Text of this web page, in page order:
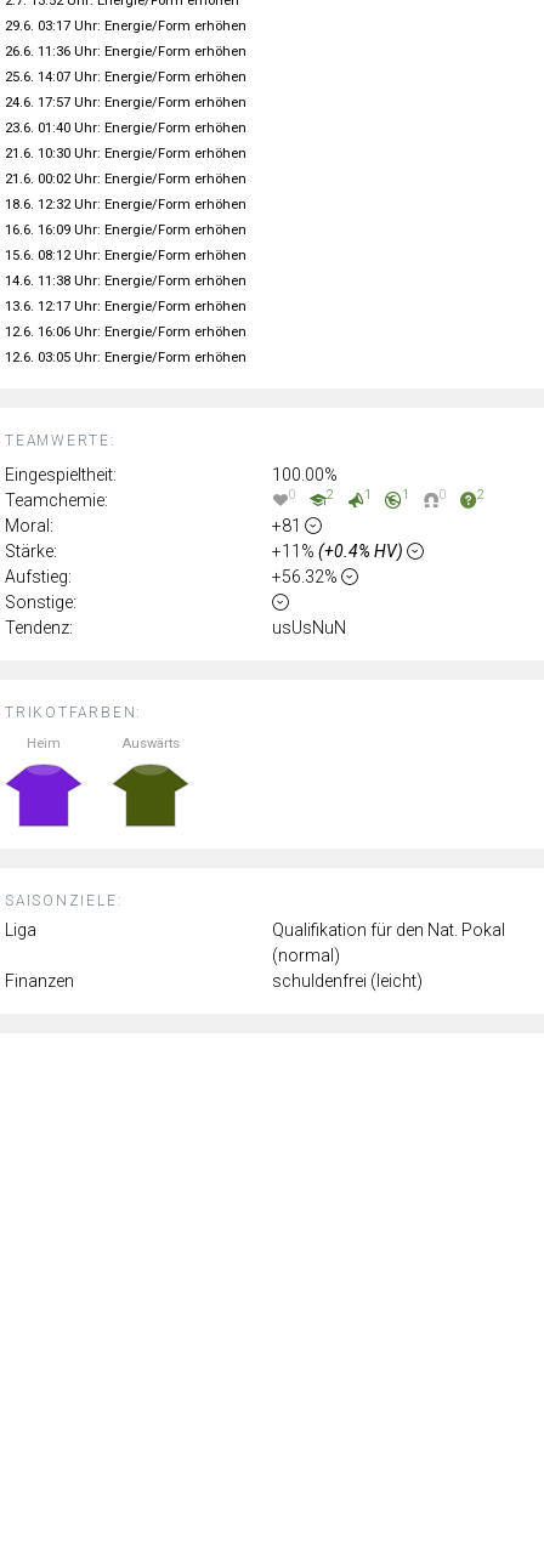
TRIKOTFARBEN:
Heim Auswärts
SAISONZIELE:
Liga
Qualifikation für den Nat. Pokal
(normal)
Finanzen
schuldenfrei (leicht)
TEAMWERTE:
Eingespieltheit:
100.00%
Teamchemie:
0 2 1 1 0 2
Moral:
+81
Stärke:
+11% (+0.4% HV)
Aufstieg:
+56.32%
Sonstige:
Tendenz:
usUsNuN
29.6. 03:17 Uhr: Energie/Form erhöhen
26.6. 11:36 Uhr: Energie/Form erhöhen
25.6. 14:07 Uhr: Energie/Form erhöhen
24.6. 17:57 Uhr: Energie/Form erhöhen
23.6. 01:40 Uhr: Energie/Form erhöhen
21.6. 10:30 Uhr: Energie/Form erhöhen
21.6. 00:02 Uhr: Energie/Form erhöhen
18.6. 12:32 Uhr: Energie/Form erhöhen
16.6. 16:09 Uhr: Energie/Form erhöhen
15.6. 08:12 Uhr: Energie/Form erhöhen
14.6. 11:38 Uhr: Energie/Form erhöhen
13.6. 12:17 Uhr: Energie/Form erhöhen
12.6. 16:06 Uhr: Energie/Form erhöhen
12.6. 03:05 Uhr: Energie/Form erhöhen